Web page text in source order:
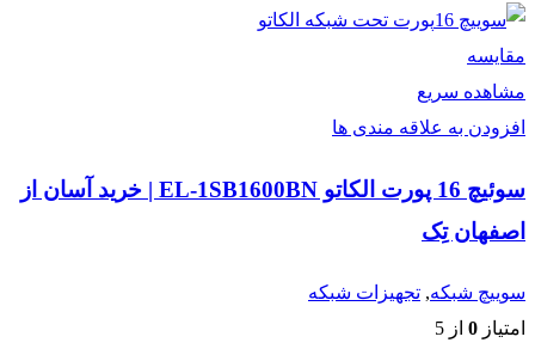
مقایسه
مشاهده سریع
افزودن به علاقه مندی ها
سوئیچ 16 پورت الکاتو EL-1SB1600BN | خرید آسان از
اصفهان تِک
سوییچ شبکه, تجهیزات شبکه
امتیاز 0 از 5